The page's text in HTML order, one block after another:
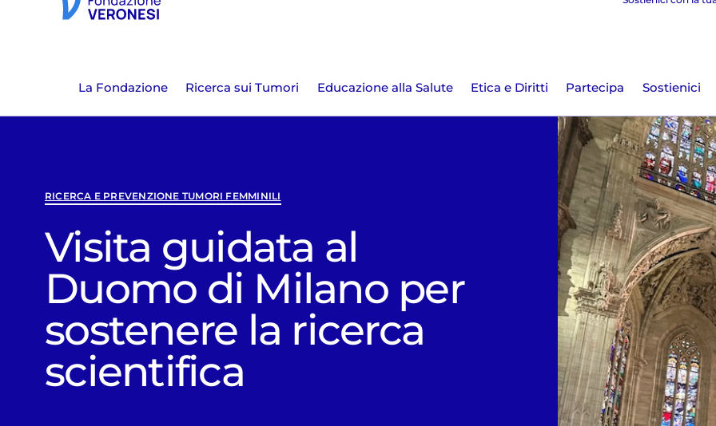
La Fondazione Ricerca sui Tumori Educazione alla Salute Etica e Diritti Partecipa Sostienici
RICERCA E PREVENZIONE TUMORI FEMMINILI
Visita guidata al
Duomo di Milano per
sostenere la ricerca
scientifica